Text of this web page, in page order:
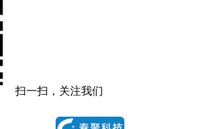
扫一扫，关注我们